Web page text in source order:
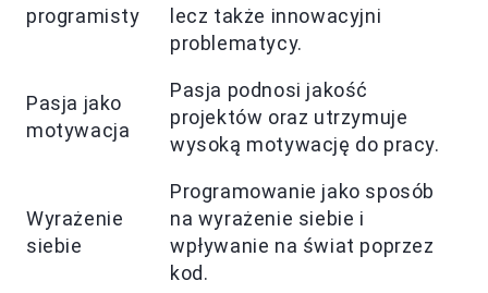
programisty
lecz także innowacyjni
problematycy.
Pasja jako
motywacja
Pasja podnosi jakość
projektów oraz utrzymuje
wysoką motywację do pracy.
Wyrażenie
siebie
Programowanie jako sposób
na wyrażenie siebie i
wpływanie na świat poprzez
kod.